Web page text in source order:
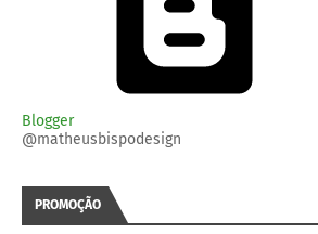
Blogger
@matheusbispodesign
PROMOÇÃO